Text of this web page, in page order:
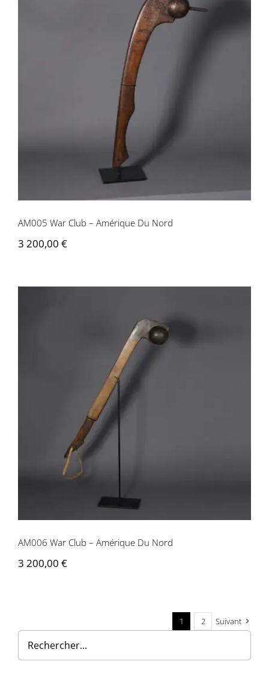
AM005 War Club – Amérique Du Nord
AM005 War Club – Amérique Du Nord
3 200,00 €
AM006 War Club – Amérique Du Nord
AM006 War Club – Amérique Du Nord
3 200,00 €
1 2 Suivant